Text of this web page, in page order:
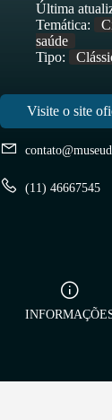
(11) 46667545
Última
Temática:
saúde
Tipo: